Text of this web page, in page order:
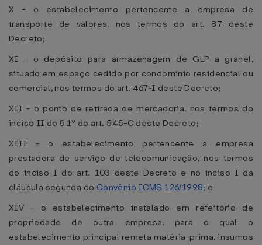
X - o estabelecimento pertencente a empresa de
transporte de valores, nos termos do art. 87 deste
Decreto;
XI - o depósito para armazenagem de GLP a granel,
situado em espaço cedido por condomínio residencial ou
comercial, nos termos do art. 467-I deste Decreto;
XII - o ponto de retirada de mercadoria, nos termos do
inciso II do § 1º do art. 545-C deste Decreto;
XIII - o estabelecimento pertencente a empresa
prestadora de serviço de telecomunicação, nos termos
do inciso I do art. 103 deste Decreto e no inciso I da
cláusula segunda do Convênio ICMS 126/1998; e
XIV - o estabelecimento instalado em refeitório de
propriedade de outra empresa, para o qual o
estabelecimento principal remeta matéria-prima, insumos